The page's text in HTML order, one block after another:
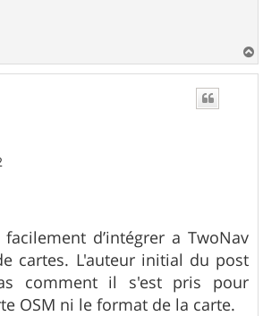
a
d’intégrer a TwoNav
cartes. L'auteur initial du post
comment il s'est pris pour
OSM ni le format de la carte.